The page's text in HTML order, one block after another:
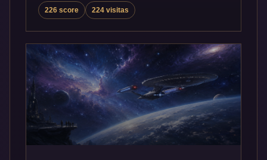
226 score 224 visitas